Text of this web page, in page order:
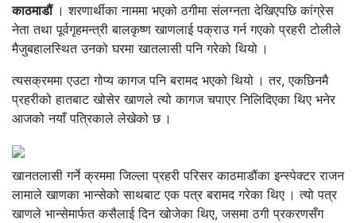
काठमाडौं । शरणार्थीका नाममा भएको ठगीमा संलग्नता देखिएपछि कांग्रेस
नेता तथा पूर्वगृहमन्त्री बालकृष्ण खाणलाई पक्राउ गर्न गएको प्रहरी टोलीले
मैजुबहालस्थित उनको घरमा खातलासी पनि गरेको थियो ।
त्यसक्रममा एउटा गोप्य कागज पनि बरामद भएको थियो । तर, एकछिनमै
प्रहरीको हातबाट खोसेर खाणले त्यो कागज चपाएर निलिदिएका थिए भनेर
आजको नयाँ पत्रिकाले लेखेको छ ।
खानतलासी गर्ने क्रममा जिल्ला प्रहरी परिसर काठमाडौंका इन्स्पेक्टर राजन
लामाले खाणका भान्सेको साथबाट एक पत्र बरामद गरेका थिए । त्यो पत्र
खाणले भान्सेमार्फत कसैलाई दिन खोजेका थिए, जसमा ठगी प्रकरणसँग